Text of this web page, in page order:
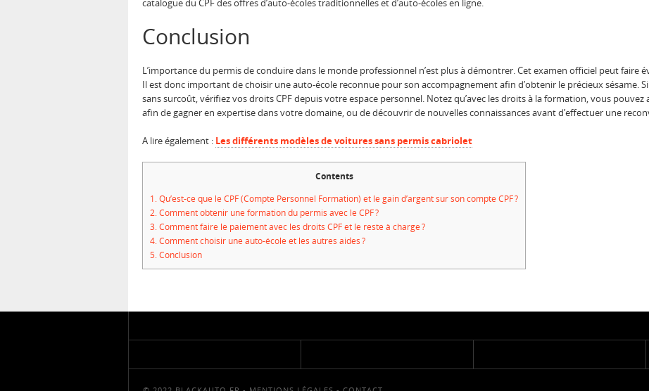
catalogue du CPF des offres d’auto-écoles traditionnelles et d’auto-écoles en ligne.
Conclusion
L’importance du permis de conduire dans le monde professionnel n’est plus à démontrer. Cet examen officiel peut faire
Il est donc important de choisir une auto-école reconnue pour son accompagnement afin d’obtenir le précieux sésame.
sans surcoût, vérifiez vos droits CPF depuis votre espace personnel. Notez qu’avec les droits à la formation, vous
afin de gagner en expertise dans votre domaine, ou de découvrir de nouvelles connaissances avant d’effectuer une
A lire également : Les différents modèles de voitures sans permis cabriolet
Contents
1.Qu’est-ce que le CPF (Compte Personnel Formation) et le gain d’argent sur son compte CPF ?
2.Comment obtenir une formation du permis avec le CPF ?
3.Comment faire le paiement avec les droits CPF et le reste à charge ?
4.Comment choisir une auto-école et les autres aides ?
5.Conclusion